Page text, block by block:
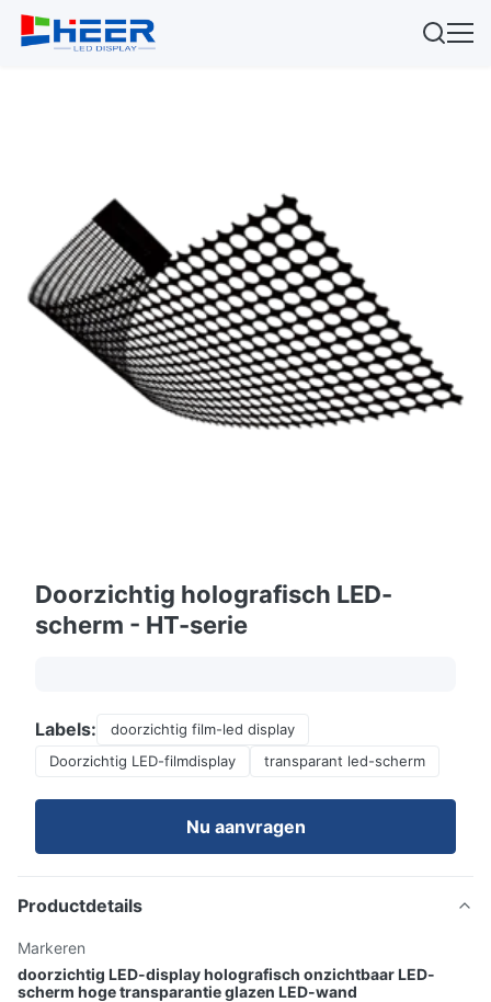
Doorzichtig holografisch LED-
scherm - HT-serie
Labels:
doorzichtig film-led display
Doorzichtig LED-filmdisplay
transparant led-scherm
Nu aanvragen
Productdetails
Markeren
doorzichtig LED-display holografisch onzichtbaar LED-
scherm hoge transparantie glazen LED-wand